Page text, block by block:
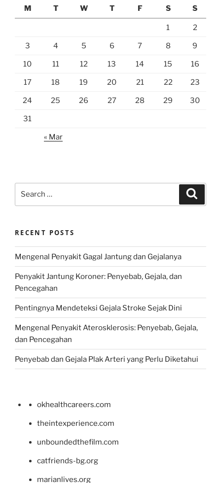
M
T W T F S S
1 2
3 4 5 6 7 8 9
10 11 12 13 14 15 16
17 18 19 20 21 22 23
24 25 26 27 28 29 30
31
« Mar
RECENT POSTS
Mengenal Penyakit Gagal Jantung dan Gejalanya
Penyakit Jantung Koroner: Penyebab, Gejala, dan
Pencegahan
Pentingnya Mendeteksi Gejala Stroke Sejak Dini
Mengenal Penyakit Aterosklerosis: Penyebab, Gejala,
dan Pencegahan
Penyebab dan Gejala Plak Arteri yang Perlu Diketahui
okhealthcareers.com
theintexperience.com
unboundedthefilm.com
catfriends-bg.org
marianlives.org